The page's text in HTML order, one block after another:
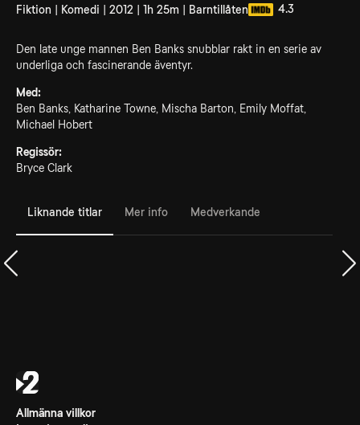
Fiktion | Komedi | 2012 | 1h 25m | Barntillåten 4.3
Den late unge mannen Ben Banks snubblar rakt in en serie av
underliga och fascinerande äventyr.
Med:
Ben Banks, Katharine Towne, Mischa Barton, Emily Moffat,
Michael Hobert
Regissör:
Bryce Clark
Liknande titlar Mer info Medverkande
Allmänna villkor